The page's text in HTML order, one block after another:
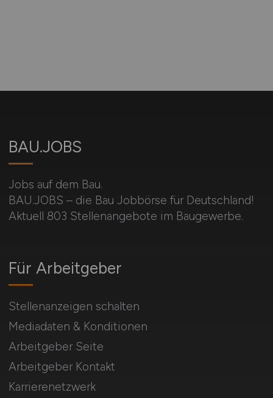
BAU.JOBS
Jobs auf dem Bau.
BAU.JOBS – die Bau Jobbörse für Deutschland!
Aktuell 803 Stellenangebote im Baugewerbe.
Für Arbeitgeber
Stellenanzeigen schalten
Mediadaten & Konditionen
Arbeitgeber Seite
Arbeitgeber Kontakt
Karrierenetzwerk